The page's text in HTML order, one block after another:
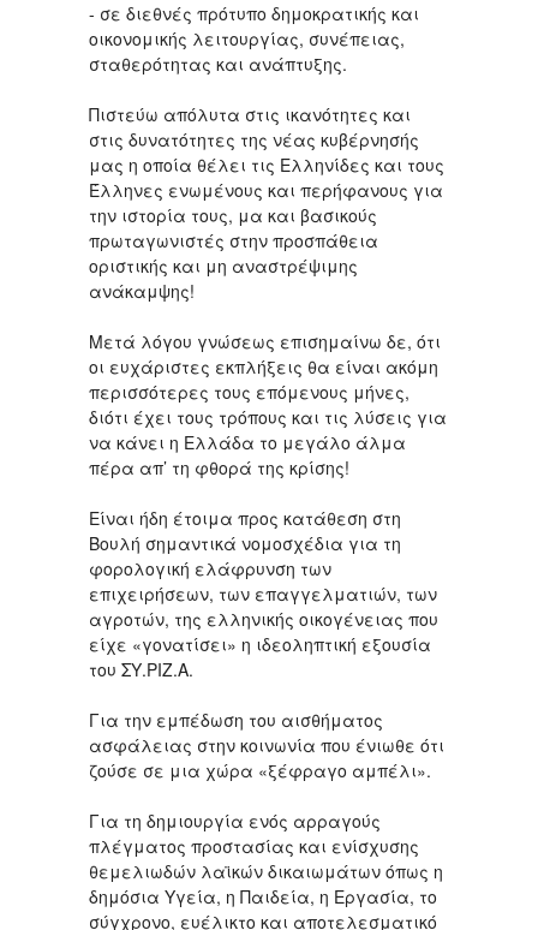
- σε διεθνές πρότυπο δημοκρατικής και
οικονομικής λειτουργίας, συνέπειας,
σταθερότητας και ανάπτυξης.
Πιστεύω απόλυτα στις ικανότητες και
στις δυνατότητες της νέας κυβέρνησής
μας η οποία θέλει τις Ελληνίδες και τους
Έλληνες ενωμένους και περήφανους για
την ιστορία τους, μα και βασικούς
πρωταγωνιστές στην προσπάθεια
οριστικής και μη αναστρέψιμης
ανάκαμψης!
Μετά λόγου γνώσεως επισημαίνω δε, ότι
οι ευχάριστες εκπλήξεις θα είναι ακόμη
περισσότερες τους επόμενους μήνες,
διότι έχει τους τρόπους και τις λύσεις για
να κάνει η Ελλάδα το μεγάλο άλμα
πέρα απ’ τη φθορά της κρίσης!
Είναι ήδη έτοιμα προς κατάθεση στη
Βουλή σημαντικά νομοσχέδια για τη
φορολογική ελάφρυνση των
επιχειρήσεων, των επαγγελματιών, των
αγροτών, της ελληνικής οικογένειας που
είχε «γονατίσει» η ιδεοληπτική εξουσία
του ΣΥ.ΡΙΖ.Α.
Για την εμπέδωση του αισθήματος
ασφάλειας στην κοινωνία που ένιωθε ότι
ζούσε σε μια χώρα «ξέφραγο αμπέλι».
Για τη δημιουργία ενός αρραγούς
πλέγματος προστασίας και ενίσχυσης
θεμελιωδών λαϊκών δικαιωμάτων όπως η
δημόσια Υγεία, η Παιδεία, η Εργασία, το
σύγχρονο, ευέλικτο και αποτελεσματικό